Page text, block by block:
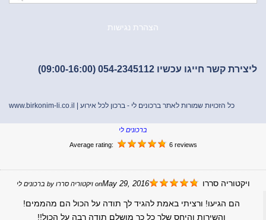
הצהרת נגישות
ליצירת קשר חייגו עכשיו 054-2345112 (09:00-16:00)
כל הזכויות שמורות לאתר ברכונים לי - ברכון לכל אירוע | www.birkonim-li.co.il
ברכונים לי
Average rating: 6 reviews
ויקטוריה סררו May 29, 2016
by ויקטוריה סררוon ברכונים לי
הם הגיעו! ורציתי באמת להגיד לך תודה על הכול הם מהממים!
והשירות והיחס שלך כל כך מושלם תודה רבה על הכול!!